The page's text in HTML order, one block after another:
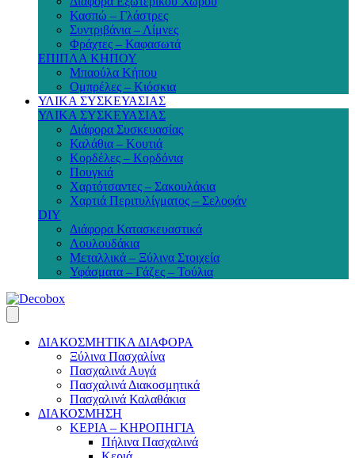
Κασπώ – Γλάστρες
Συντριβάνια – Λίμνες
Φράχτες – Καφασωτά
ΕΠΙΠΛΑ ΚΗΠΟΥ
Μπαούλα Κήπου
Ομπρέλες – Κιόσκια
ΥΛΙΚΑ ΣΥΣΚΕΥΑΣΙΑΣ
ΥΛΙΚΑ ΣΥΣΚΕΥΑΣΙΑΣ
Διάφορα Συσκευασίας
Καλάθια – Κουτιά
Κορδέλες – Κορδόνια
Πουγκιά
Χαρτότσαντες – Σακουλάκια
Χαρτιά Περιτυλίγματος – Σελοφάν
DIY
Διάφορα Κατασκευαστικά
Λουλουδάκια
Μεταλλικά – Ξύλινα Στοιχεία
Υφάσματα – Γάζες – Τούλια
ΔΙΑΚΟΣΜΗΤΙΚΑ ΔΙΑΦΟΡΑ
Ξύλινα Πασχαλίνα
Πασχαλινά Αυγά
Πασχαλινά Διακοσμητικά
Πασχαλινά Καλαθάκια
ΔΙΑΚΟΣΜΗΣΗ
ΚΕΡΙΑ – ΚΗΡΟΠΗΓΙΑ
Πήλινα Πασχαλινά